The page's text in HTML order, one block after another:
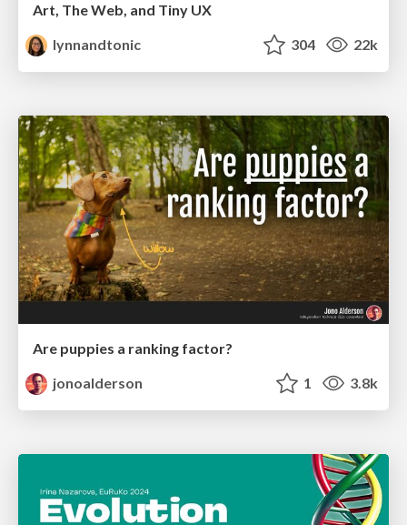
Art, The Web, and Tiny UX
lynnandtonic
304 22k
Are puppies a ranking factor?
jonoalderson
1 3.8k